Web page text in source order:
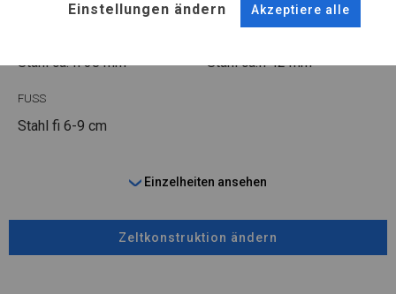
Stahl ca.fi 38 mm Stahl ca.fi 42 mm
FUSS
Stahl fi 6-9 cm
Einzelheiten ansehen
Zeltkonstruktion ändern
Einstellungen ändern Akzeptiere alle